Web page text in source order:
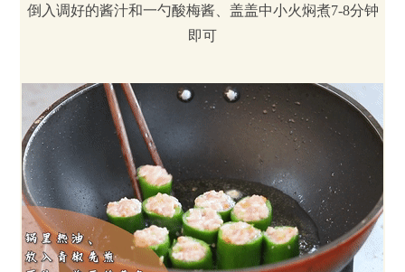
倒入调好的酱汁和一勺酸梅酱、盖盖中小火焖煮7-8分钟
即可